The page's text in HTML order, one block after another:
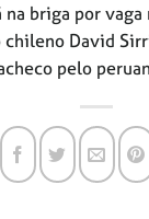
briga por
David
pelo